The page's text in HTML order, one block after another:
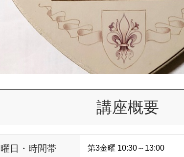
講座概要
曜日・時間帯 第3金曜 10:30～13:00